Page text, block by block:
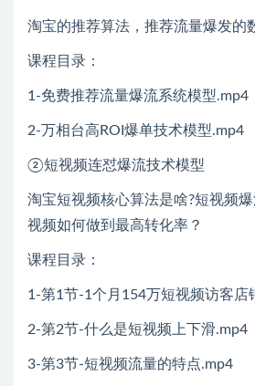
淘宝的推荐算法，推荐流量爆发的
课程目录：
1-免费推荐流量爆流系统模型.mp4
2-万相台高ROI爆单技术模型.mp4
​②短视频连怼爆流技术模型
淘宝短视频核心算法是啥?短视频
视频如何做到最高转化率？
课程目录：
1-第1节-1个月154万短视频访客店
2-第2节-什么是短视频上下滑.mp4
3-第3节-短视频流量的特点.mp4